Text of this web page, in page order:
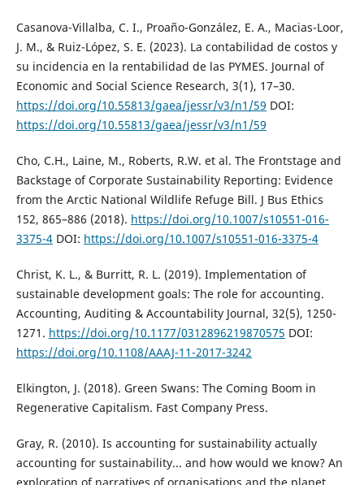
Casanova-Villalba, C. I., Proaño-González, E. A., Macias-Loor,
J. M., & Ruiz-López, S. E. (2023). La contabilidad de costos y
su incidencia en la rentabilidad de las PYMES. Journal of
Economic and Social Science Research, 3(1), 17–30.
https://doi.org/10.55813/gaea/jessr/v3/n1/59 DOI:
https://doi.org/10.55813/gaea/jessr/v3/n1/59
Cho, C.H., Laine, M., Roberts, R.W. et al. The Frontstage and
Backstage of Corporate Sustainability Reporting: Evidence
from the Arctic National Wildlife Refuge Bill. J Bus Ethics
152, 865–886 (2018). https://doi.org/10.1007/s10551-016-
3375-4DOI: https://doi.org/10.1007/s10551-016-3375-4
Christ, K. L., & Burritt, R. L. (2019). Implementation of
sustainable development goals: The role for accounting.
Accounting, Auditing & Accountability Journal, 32(5), 1250-
1271. https://doi.org/10.1177/0312896219870575 DOI:
https://doi.org/10.1108/AAAJ-11-2017-3242
Elkington, J. (2018). Green Swans: The Coming Boom in
Regenerative Capitalism. Fast Company Press.
Gray, R. (2010). Is accounting for sustainability actually
accounting for sustainability... and how would we know? An